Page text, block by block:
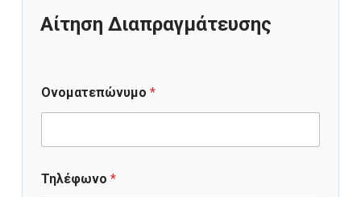
Αίτηση Διαπραγμάτευσης
Ονοματεπώνυμο *
Τηλέφωνο *